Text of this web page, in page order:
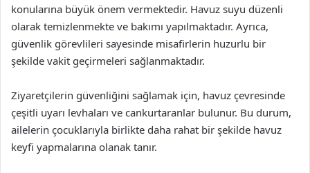
konularına büyük önem vermektedir. Havuz suyu düzenli
olarak temizlenmekte ve bakımı yapılmaktadır. Ayrıca,
güvenlik görevlileri sayesinde misafirlerin huzurlu bir
şekilde vakit geçirmeleri sağlanmaktadır.
Ziyaretçilerin güvenliğini sağlamak için, havuz çevresinde
çeşitli uyarı levhaları ve cankurtaranlar bulunur. Bu durum,
ailelerin çocuklarıyla birlikte daha rahat bir şekilde havuz
keyfi yapmalarına olanak tanır.